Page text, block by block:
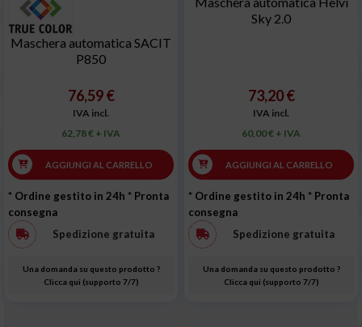
Maschera automatica SACIT
P850
76,59 €
IVA incl.
62,78 € + IVA
AGGIUNGI AL CARRELLO
* Ordine gestito in 24h * Pronta
consegna
Spedizione gratuita
Una domanda su questo prodotto ?
Clicca qui (supporto 7/7)
Sky 2.0
73,20 €
IVA incl.
60,00 € + IVA
AGGIUNGI AL CARRELLO
* Ordine gestito in 24h * Pronta
consegna
Spedizione gratuita
Una domanda su questo prodotto ?
Clicca qui (supporto 7/7)